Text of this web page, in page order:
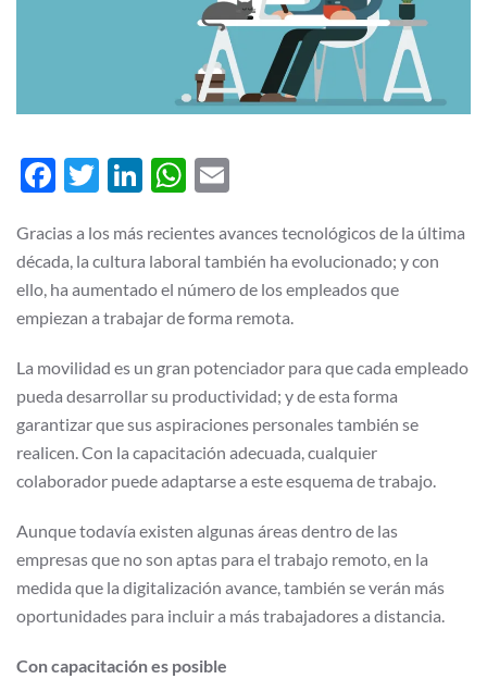
Facebook
Twitter
LinkedIn
WhatsApp
Gracias a los más recientes avances tecnológicos de la última
década, la cultura laboral también ha evolucionado; y con
ello, ha aumentado el número de los empleados que
empiezan a trabajar de forma remota.
La movilidad es un gran potenciador para que cada empleado
pueda desarrollar su productividad; y de esta forma
garantizar que sus aspiraciones personales también se
realicen. Con la capacitación adecuada, cualquier
colaborador puede adaptarse a este esquema de trabajo.
Aunque todavía existen algunas áreas dentro de las
empresas que no son aptas para el trabajo remoto, en la
medida que la digitalización avance, también se verán más
oportunidades para incluir a más trabajadores a distancia.
Con capacitación es posible